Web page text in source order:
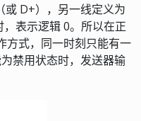
或 D+），另一线定义为
表示逻辑 0。所以在正
方式，同一时刻只能有一
禁用状态时，发送器输